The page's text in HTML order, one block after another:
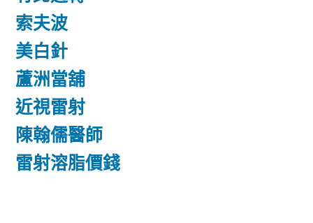
索夫波
美白針
蘆洲當舖
近視雷射
陳翰儒醫師
雷射溶脂價錢